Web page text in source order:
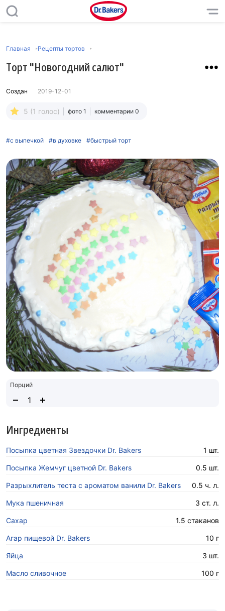
Главная Рецепты тортов
Торт "Новогодний салют"
Создан 2019-12-01
5 (1 голос) фото 1 комментарии 0
#с выпечкой #в духовке #быстрый торт
Порций
Ингредиенты
Посыпка цветная Звездочки Dr. Bakers 1 шт.
Посыпка Жемчуг цветной Dr. Bakers 0.5 шт.
Разрыхлитель теста с ароматом ванили Dr. Bakers 0.5 ч. л.
Мука пшеничная 3 ст. л.
Сахар 1.5 стаканов
Агар пищевой Dr. Bakers 10 г
Яйца 3 шт.
Масло сливочное 100 г